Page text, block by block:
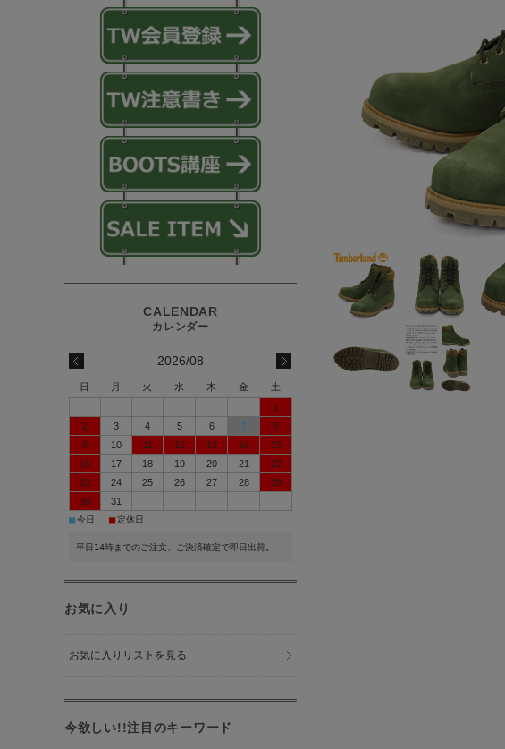
2026/08
日 月 火 水 木 金
土
1
2
3 4 5 6 7
8
9
10 11 12 13 14
15
16
17 18 19 20 21
22
23
24 25 26 27 28
29
30
31
■今日 ■ 定休日
平日14時までのご注文、ご決済確定で即日出荷。
お気に入り
お気に入りリストを見る
今欲しい!!注目のキーワード